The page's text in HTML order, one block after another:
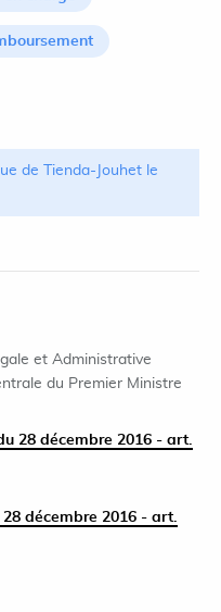
de Tienda-Jouhet le
et Administrative
du Premier Ministre
28 décembre 2016 - art.
28 décembre 2016 - art.